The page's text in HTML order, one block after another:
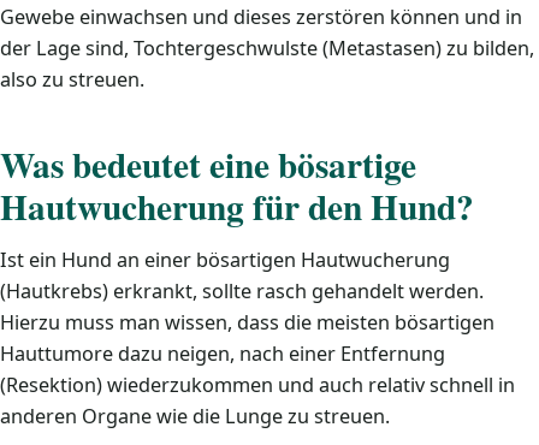
Gewebe einwachsen und dieses zerstören können und in
der Lage sind, Tochtergeschwulste (Metastasen) zu bilden,
also zu streuen.
Was bedeutet eine bösartige
Hautwucherung für den Hund?
Ist ein Hund an einer bösartigen Hautwucherung
(Hautkrebs) erkrankt, sollte rasch gehandelt werden.
Hierzu muss man wissen, dass die meisten bösartigen
Hauttumore dazu neigen, nach einer Entfernung
(Resektion) wiederzukommen und auch relativ schnell in
anderen Organe wie die Lunge zu streuen.